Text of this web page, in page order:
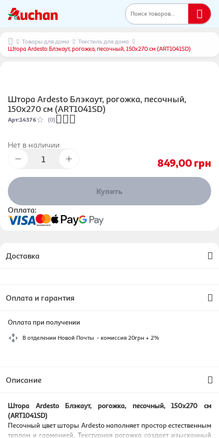
Поиск товаров...
Товары для дома
Текстиль для дома
Штора Ardesto Блэкаут, рогожка, песочный, 150x270 см (ART1041SD)
Штора Ardesto Блэкаут, рогожка, песочный,
150x270 см (ART1041SD)
Арт:14376 (0)
Нет в наличии
849,00грн
Купить
Оплата:
Доставка
Оплата и гарантия
Оплата при получении
В отделении Новой Почты - комиссия 20грн + 2%
Описание
Штора Ardesto Блэкаут, рогожка, песочный, 150x270 см
(ART1041SD)
Песочный цвет шторы Ardesto наполняет простор естественным
теплом и гармонией. Текстурная рогожка создает изысканный